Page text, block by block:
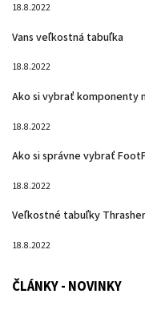
18.8.2022
Vans veľkostná tabuľka
18.8.2022
Ako si vybrať komponenty
18.8.2022
Ako si správne vybrať
18.8.2022
Veľkostné tabuľky
18.8.2022
ČLÁNKY - NOVINKY